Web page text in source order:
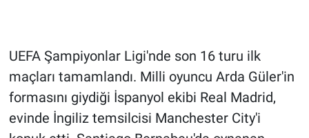
UEFA Şampiyonlar Ligi'nde son 16 turu ilk
maçları tamamlandı. Milli oyuncu Arda Güler'in
formasını giydiği İspanyol ekibi Real Madrid,
evinde İngiliz temsilcisi Manchester City'i
Günün görüntüsü
Haber
İlan